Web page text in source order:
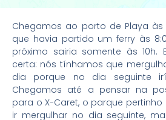
Chegamos ao porto de Playa às
que havia partido um ferry às
próximo sairia somente às 10h.
certa: nós tínhamos que
dia porque no dia seguinte
Chegamos até a pensar na
para o X-Caret, o parque pertinho
ir mergulhar no dia seguinte,